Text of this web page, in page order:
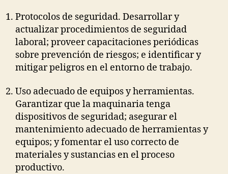
Protocolos de seguridad. Desarrollar y
actualizar procedimientos de seguridad
laboral; proveer capacitaciones periódicas
sobre prevención de riesgos; e identificar y
mitigar peligros en el entorno de trabajo.
Uso adecuado de equipos y herramientas.
Garantizar que la maquinaria tenga
dispositivos de seguridad; asegurar el
mantenimiento adecuado de herramientas y
equipos; y fomentar el uso correcto de
materiales y sustancias en el proceso
productivo.